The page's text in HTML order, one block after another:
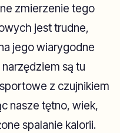
zmierzenie tego
jest trudne,
jego wiarygodne
są tu
z czujnikiem
nasze tętno, wiek,
spalanie kalorii.